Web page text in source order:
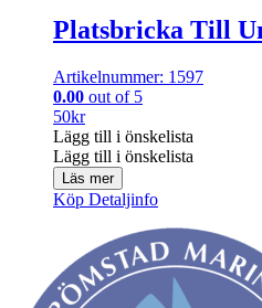
Platsbricka Till
Artikelnummer: 1597
0.00 out of 5
50kr
Lägg till i önskelista
Lägg till i önskelista
Läs mer
Köp Detaljinfo